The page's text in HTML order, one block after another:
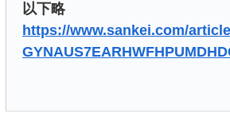
以下略
https://www.sankei.com/